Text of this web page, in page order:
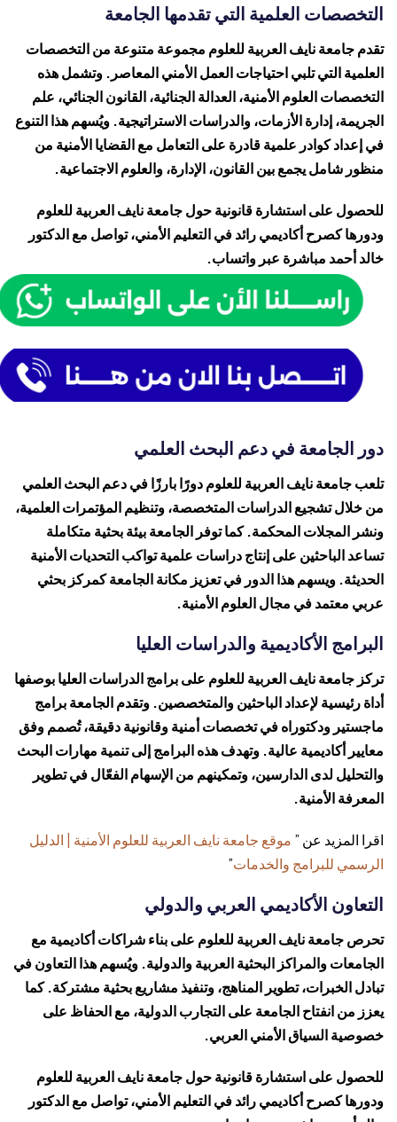
التخصصات العلمية التي تقدمها الجامعة
تقدم جامعة نايف العربية للعلوم مجموعة متنوعة من التخصصات
العلمية التي تلبي احتياجات العمل الأمني المعاصر. وتشمل هذه
التخصصات العلوم الأمنية، العدالة الجنائية، القانون الجنائي، علم
الجريمة، إدارة الأزمات، والدراسات الاستراتيجية. ويُسهم هذا التنوع
في إعداد كوادر علمية قادرة على التعامل مع القضايا الأمنية من
منظور شامل يجمع بين القانون، الإدارة، والعلوم الاجتماعية.
للحصول على استشارة قانونية حول جامعة نايف العربية للعلوم
ودورها كصرح أكاديمي رائد في التعليم الأمني، تواصل معالدكتور
خالد أحمدمباشرة عبر واتساب.
دور الجامعة في دعم البحث العلمي
تلعب جامعة نايف العربية للعلوم دورًا بارزًا في دعم البحث العلمي
من خلال تشجيع الدراسات المتخصصة، وتنظيم المؤتمرات العلمية،
ونشر المجلات المحكمة. كما توفر الجامعة بيئة بحثية متكاملة
تساعد الباحثين على إنتاج دراسات علمية تواكب التحديات الأمنية
الحديثة. ويسهم هذا الدور في تعزيز مكانة الجامعة كمركز بحثي
عربي معتمد في مجال العلوم الأمنية.
البرامج الأكاديمية والدراسات العليا
تركز جامعة نايف العربية للعلوم على برامج الدراسات العليا بوصفها
أداة رئيسية لإعداد الباحثين والمتخصصين. وتقدم الجامعة برامج
ماجستير ودكتوراه في تخصصات أمنية وقانونية دقيقة، تُصمم وفق
معايير أكاديمية عالية. وتهدف هذه البرامج إلى تنمية مهارات البحث
والتحليل لدى الدارسين، وتمكينهم من الإسهام الفعّال في تطوير
المعرفة الأمنية.
اقرا المزيد عن ”موقع جامعة نايف العربية للعلوم الأمنية | الدليل
الرسمي للبرامج والخدمات”
التعاون الأكاديمي العربي والدولي
تحرص جامعة نايف العربية للعلوم على بناء شراكات أكاديمية مع
الجامعات والمراكز البحثية العربية والدولية. ويُسهم هذا التعاون في
تبادل الخبرات، تطوير المناهج، وتنفيذ مشاريع بحثية مشتركة. كما
يعزز من انفتاح الجامعة على التجارب الدولية، مع الحفاظ على
خصوصية السياق الأمني العربي.
للحصول على استشارة قانونية حول جامعة نايف العربية للعلوم
ودورها كصرح أكاديمي رائد في التعليم الأمني، تواصل معالدكتور